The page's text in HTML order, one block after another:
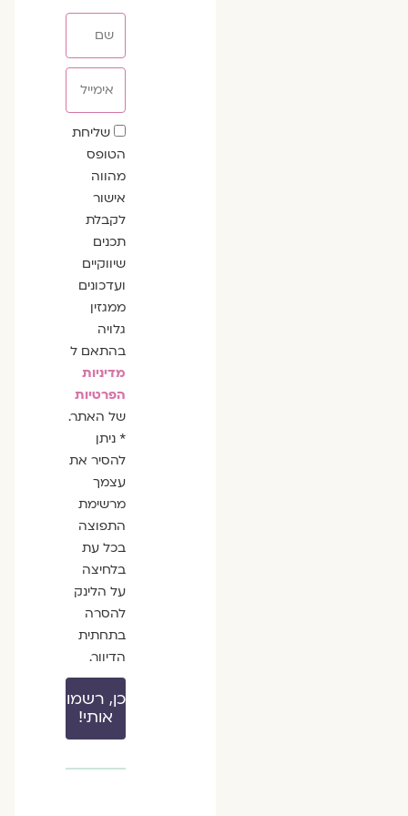
שדה
הסכמה
שליחת
הטופס
מהווה
אישור
לקבלת
תכנים
שיווקיים
ועדכונים
ממגזין
גלויה
בהתאם ל
מדיניות
הפרטיות
של האתר.
* ניתן
להסיר את
עצמך
מרשימת
התפוצה
בכל עת
בלחיצה
על הלינק
להסרה
בתחתית
הדיוור.
כן, רשמו
אותי!